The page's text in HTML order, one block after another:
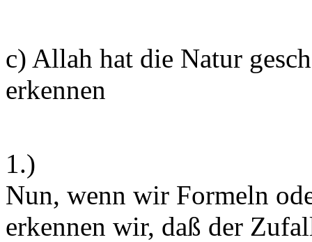
c) Allah hat die Natur
erkennen
1.)
Nun, wenn wir Formeln
erkennen wir, daß der